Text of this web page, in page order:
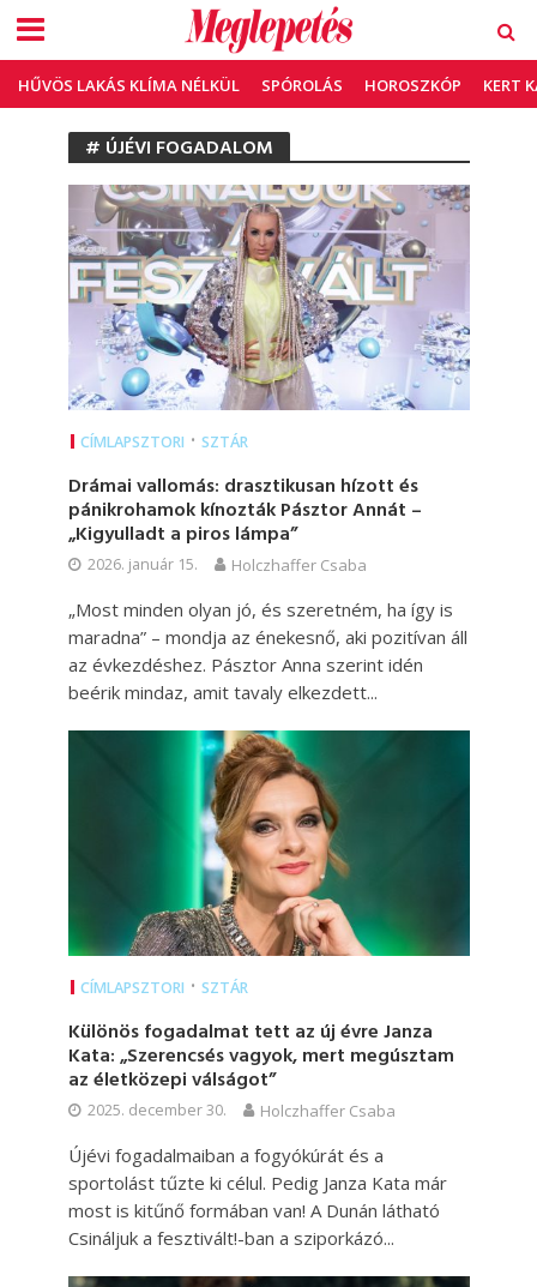
HŰVÖS LAKÁS KLÍMA NÉLKÜL SPÓROLÁS HOROSZKÓP KERT
# ÚJÉVI FOGADALOM
CÍMLAPSZTORI • SZTÁR
Drámai vallomás: drasztikusan hízott és
pánikrohamok kínozták Pásztor Annát –
„Kigyulladt a piros lámpa”
2026. január 15. Holczhaffer Csaba
„Most minden olyan jó, és szeretném, ha így is
maradna” – mondja az énekesnő, aki pozitívan áll
az évkezdéshez. Pásztor Anna szerint idén
beérik mindaz, amit tavaly elkezdett...
CÍMLAPSZTORI • SZTÁR
Különös fogadalmat tett az új évre Janza
Kata: „Szerencsés vagyok, mert megúsztam
az életközepi válságot”
2025. december 30. Holczhaffer Csaba
Újévi fogadalmaiban a fogyókúrát és a
sportolást tűzte ki célul. Pedig Janza Kata már
most is kitűnő formában van! A Dunán látható
Csináljuk a fesztivált!-ban a sziporkázó...